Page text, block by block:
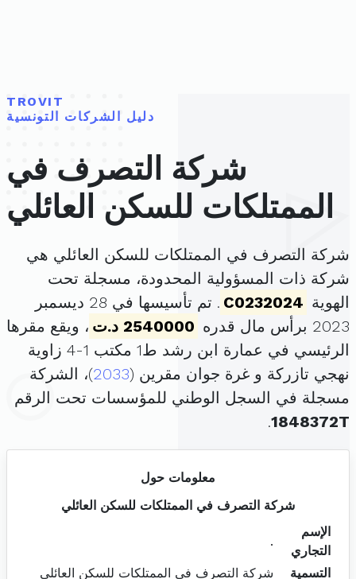
TROVIT
دليل الشركات التونسية
شركة التصرف في
الممتلكات للسكن العائلي
شركة التصرف في الممتلكات للسكن العائلي هي
شركة ذات المسؤولية المحدودة، مسجلة تحت
الهوية C0232024
. تم تأسيسها في 28 ديسمبر
2023 برأس مال قدره
2540000 د.ت
، ويقع مقرها
الرئيسي في عمارة ابن رشد ط1 مكتب 1-4 زاوية
نهجي تازركة و غرة جوان مقرين (2033)، الشركة
مسجلة في السجل الوطني للمؤسسات تحت الرقم
1848372T
.
معلومات حول
شركة التصرف في الممتلكات للسكن العائلي
الإسم
التجاري
.
التسمية
شركة التصرف في الممتلكات للسكن العائلي